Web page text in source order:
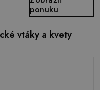
ponuku
vtáky a kvety